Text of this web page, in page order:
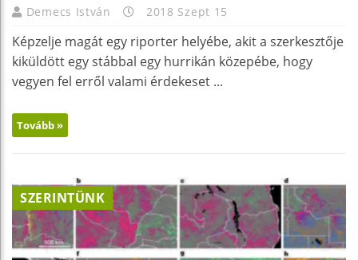
Demecs István 2018 Szept 15
Képzelje magát egy riporter helyébe, akit a szerkesztője
kiküldött egy stábbal egy hurrikán közepébe, hogy
vegyen fel erről valami érdekeset ...
Tovább »
SZERINTÜNK